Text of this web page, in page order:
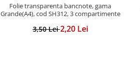
Folie transparenta bancnote, gama
Grande(A4), cod SH312, 3 compartimente
3,50 Lei2,20 Lei